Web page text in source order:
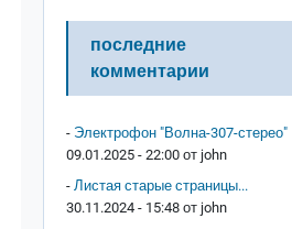
последние
комментарии
- Электрофон "Волна-307-стерео"
09.01.2025 - 22:00 от john
- Листая старые страницы...
30.11.2024 - 15:48 от john